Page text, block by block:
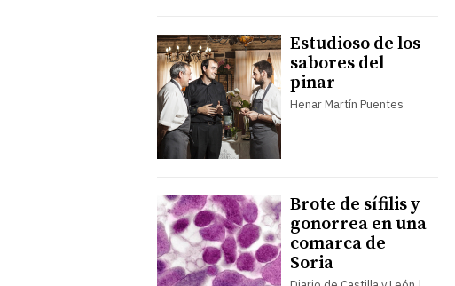
Estudioso de los
sabores del
pinar
Henar Martín Puentes
Brote de sífilis y
gonorrea en una
comarca de
Soria